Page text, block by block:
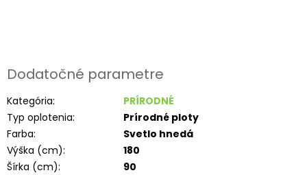
Dodatočné parametre
Kategória:
PRÍRODNÉ
Typ oplotenia:
Prírodné ploty
Farba:
Svetlo hnedá
Výška (cm):
180
Šírka (cm):
90